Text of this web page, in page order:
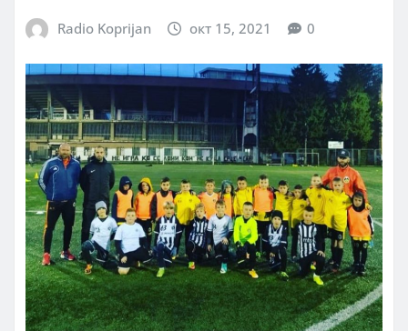
Radio Koprijan окт 15, 2021 0